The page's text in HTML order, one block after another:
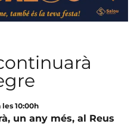
10:00h
un any més, al Reus